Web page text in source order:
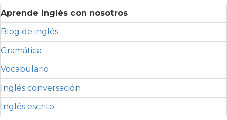
Aprende inglés con nosotros
Blog de inglés
Gramática
Vocabulario
Inglés conversación
Inglés escrito